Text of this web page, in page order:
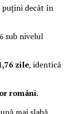
puțini decât în
sub nivelul
zile, identică
români.